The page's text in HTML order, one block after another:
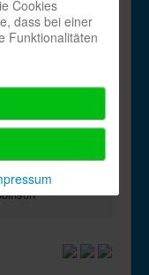
Cookies
dass bei einer
Funktionalitäten